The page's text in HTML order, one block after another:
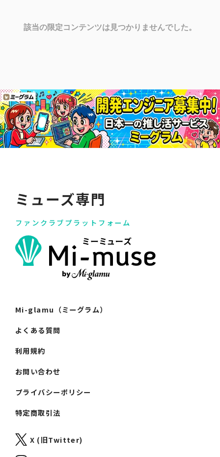
該当の限定コンテンツは見つかりませんでした。
ミューズ専門
ファンクラブプラットフォーム
Mi-glamu（ミーグラム）
よくある質問
利用規約
お問い合わせ
プライバシーポリシー
特定商取引法
X (旧Twitter)